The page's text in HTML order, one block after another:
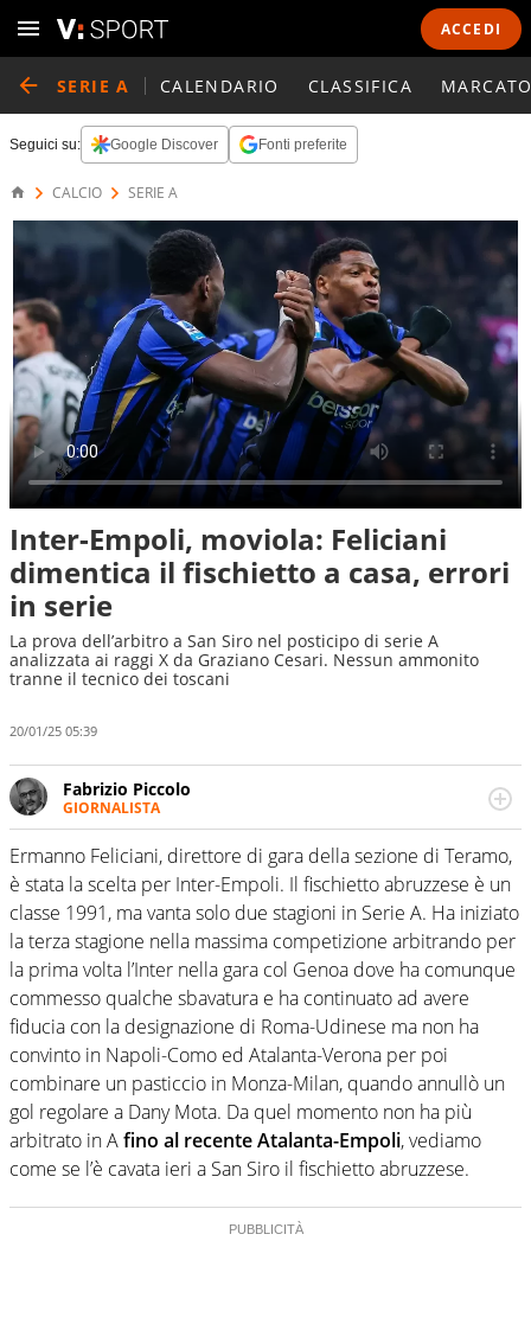
ACCEDI
SERIE A CALENDARIO CLASSIFICA
Seguici su: Google Discover Fonti preferite
CALCIO SERIE A
Inter-Empoli, moviola: Feliciani
dimentica il fischietto a casa, errori
in serie
La prova dell’arbitro a San Siro nel posticipo di serie A
analizzata ai raggi X da Graziano Cesari. Nessun ammonito
tranne il tecnico dei toscani
20/01/25 05:39
Fabrizio Piccolo
GIORNALISTA
Nella sua carriera ha seguito numerose manifestazioni
sportive e collaborato con agenzie e testate. Esperienza,
competenza, conoscenza e memoria storica. Si occupa
prevalentemente di calcio
Ermanno Feliciani, direttore di gara della sezione di Teramo,
è stata la scelta per Inter-Empoli. Il fischietto abruzzese è un
classe 1991, ma vanta solo due stagioni in Serie A. Ha iniziato
la terza stagione nella massima competizione arbitrando per
la prima volta l’Inter nella gara col Genoa dove ha comunque
commesso qualche sbavatura e ha continuato ad avere
fiducia con la designazione di Roma-Udinese ma non ha
convinto in Napoli-Como ed Atalanta-Verona per poi
combinare un pasticcio in Monza-Milan, quando annullò un
gol regolare a Dany Mota. Da quel momento non ha più
arbitrato in Afino al recente Atalanta-Empoli, vediamo
come se l’è cavata ieri a San Siro il fischietto abruzzese.